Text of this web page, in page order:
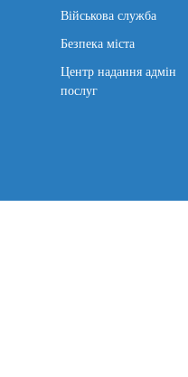
Військова служба
Безпека міста
Центр надання адмін
послуг